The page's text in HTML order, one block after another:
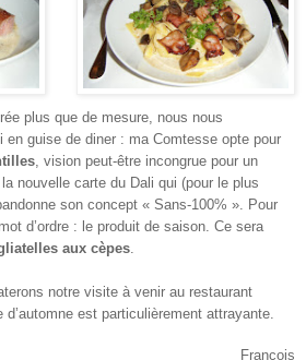
plus que de mesure, nous nous
en guise de diner : ma Comtesse opte pour
, vision peut-être incongrue pour un
nouvelle carte du Dali qui (pour le plus
son concept « Sans-100% ». Pour
d’ordre : le produit de saison. Ce sera
aux cèpes
notre visite à venir au restaurant
est particulièrement attrayante.
François